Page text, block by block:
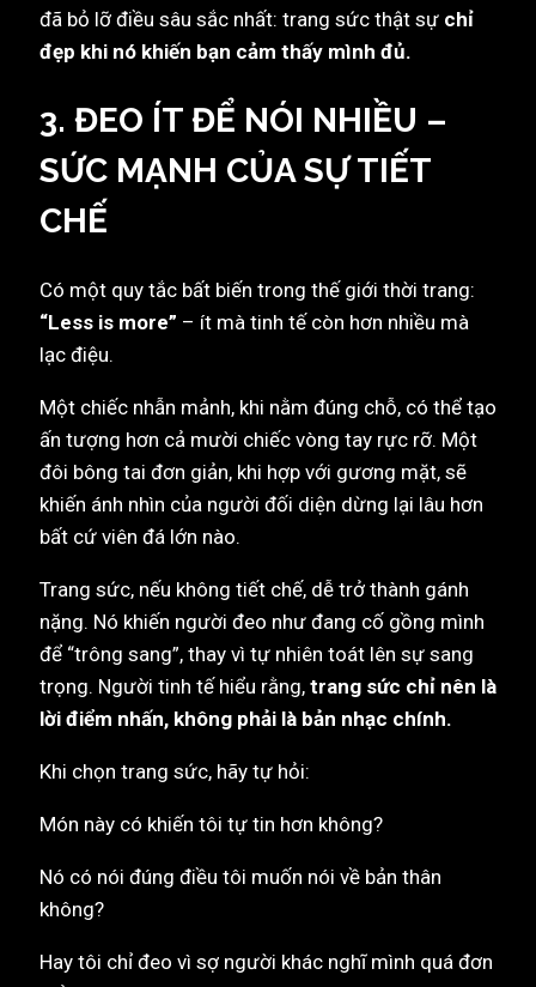
đã bỏ lỡ điều sâu sắc nhất: trang sức thật sự chỉ
đẹp khi nó khiến bạn cảm thấy mình đủ.
3. ĐEO ÍT ĐỂ NÓI NHIỀU –
SỨC MẠNH CỦA SỰ TIẾT
CHẾ
Có một quy tắc bất biến trong thế giới thời trang:
“Less is more” – ít mà tinh tế còn hơn nhiều mà
lạc điệu.
Một chiếc nhẫn mảnh, khi nằm đúng chỗ, có thể tạo
ấn tượng hơn cả mười chiếc vòng tay rực rỡ. Một
đôi bông tai đơn giản, khi hợp với gương mặt, sẽ
khiến ánh nhìn của người đối diện dừng lại lâu hơn
bất cứ viên đá lớn nào.
Trang sức, nếu không tiết chế, dễ trở thành gánh
nặng. Nó khiến người đeo như đang cố gồng mình
để “trông sang”, thay vì tự nhiên toát lên sự sang
trọng. Người tinh tế hiểu rằng, trang sức chỉ nên là
lời điểm nhấn, không phải là bản nhạc chính.
Khi chọn trang sức, hãy tự hỏi:
Món này có khiến tôi tự tin hơn không?
Nó có nói đúng điều tôi muốn nói về bản thân
không?
Hay tôi chỉ đeo vì sợ người khác nghĩ mình quá đơn